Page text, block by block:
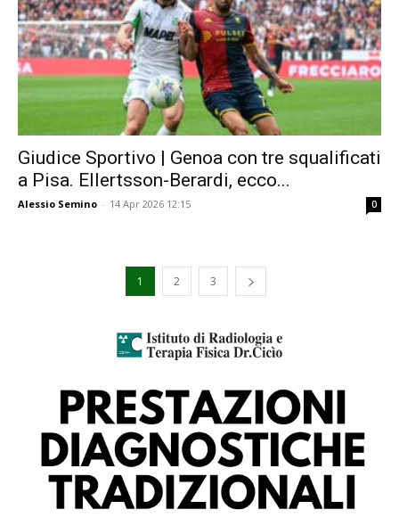
Giudice Sportivo | Genoa con tre squalificati
a Pisa. Ellertsson-Berardi, ecco...
Alessio Semino - 14 Apr 2026 12:15 0
1 2 3